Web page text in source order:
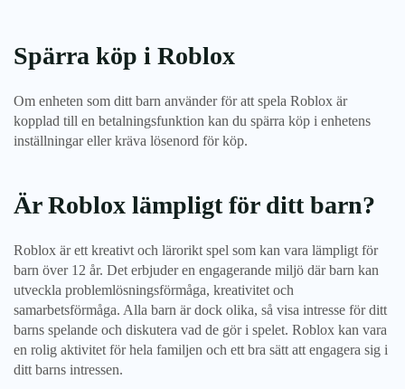
Spärra köp i Roblox
Om enheten som ditt barn använder för att spela Roblox är
kopplad till en betalningsfunktion kan du spärra köp i enhetens
inställningar eller kräva lösenord för köp.
Är Roblox lämpligt för ditt barn?
Roblox är ett kreativt och lärorikt spel som kan vara lämpligt för
barn över 12 år. Det erbjuder en engagerande miljö där barn kan
utveckla problemlösningsförmåga, kreativitet och
samarbetsförmåga. Alla barn är dock olika, så visa intresse för ditt
barns spelande och diskutera vad de gör i spelet. Roblox kan vara
en rolig aktivitet för hela familjen och ett bra sätt att engagera sig i
ditt barns intressen.